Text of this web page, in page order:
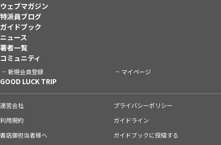
ウェブマガジン
特派員ブログ
ガイドブック
ニュース
著者一覧
コミュニティ
新規会員登録 マイページ
GOOD LUCK TRIP
運営会社
プライバシーポリシー
利用規約
ガイドライン
書店御担当者様へ
ガイドブックに投稿する